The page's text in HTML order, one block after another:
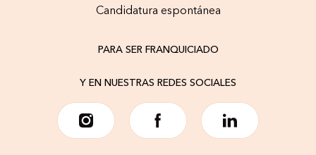
Candidatura espontánea
PARA SER FRANQUICIADO
Y EN NUESTRAS REDES SOCIALES